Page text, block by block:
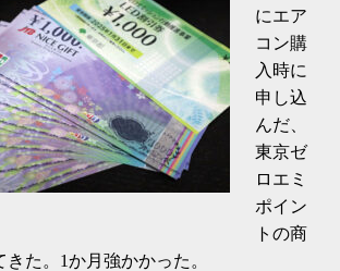
にエア
コン購
入時に
申し込
んだ、
東京ゼ
ロエミ
ポイン
トの商
た。1か月強かかった。